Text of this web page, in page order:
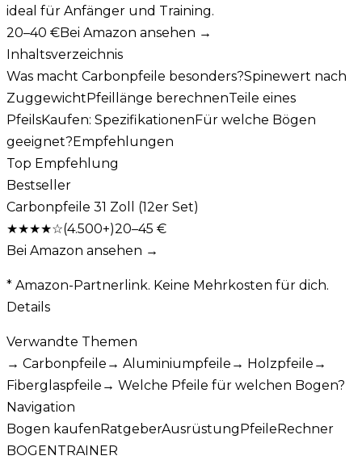
ideal für Anfänger und Training.
20–40 €Bei Amazon ansehen →
Inhaltsverzeichnis
Was macht Carbonpfeile besonders?Spinewert nach
Zuggewicht Pfeillänge berechnenTeile eines
PfeilsKaufen: Spezifikationen Für welche Bögen
geeignet? Empfehlungen
Top Empfehlung
Bestseller
Carbonpfeile 31 Zoll (12er Set)
★★★★☆(4.500+)20–45 €
Bei Amazon ansehen →
* Amazon-Partnerlink. Keine Mehrkosten für dich.
Details
Verwandte Themen
→ Carbonpfeile → Aluminiumpfeile → Holzpfeile →
Fiberglaspfeile → Welche Pfeile für welchen Bogen?
Navigation
Bogen kaufen RatgeberAusrüstung Pfeile Rechner
BOGENTRAINER